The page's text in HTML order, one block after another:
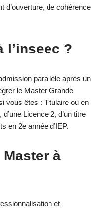
d’ouverture, de cohérence
l’inseec ?
parallèle après un
le Master Grande
vous êtes : Titulaire ou en
d’une Licence 2, d’un titre
en 2e année d’IEP.
à
et